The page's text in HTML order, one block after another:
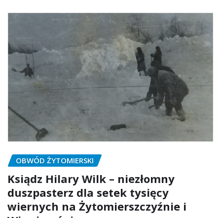
OBWÓD ŻYTOMIERSKI
Ksiądz Hilary Wilk – niezłomny
duszpasterz dla setek tysięcy
wiernych na Żytomierszczyźnie i